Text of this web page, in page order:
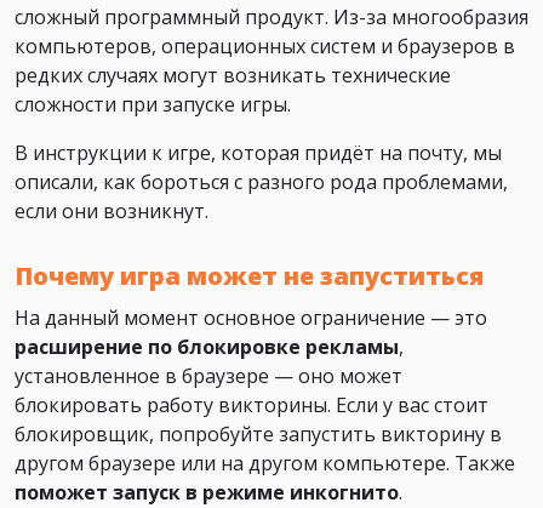
сложный программный продукт. Из-за многообразия
компьютеров, операционных систем и браузеров в
редких случаях могут возникать технические
сложности при запуске игры.
В инструкции к игре, которая придёт на почту, мы
описали, как бороться с разного рода проблемами,
если они возникнут.
Почему игра может не запуститься
На данный момент основное ограничение — это
расширение по блокировке рекламы,
установленное в браузере — оно может
блокировать работу викторины. Если у вас стоит
блокировщик, попробуйте запустить викторину в
другом браузере или на другом компьютере. Также
поможет запуск в режиме инкогнито.